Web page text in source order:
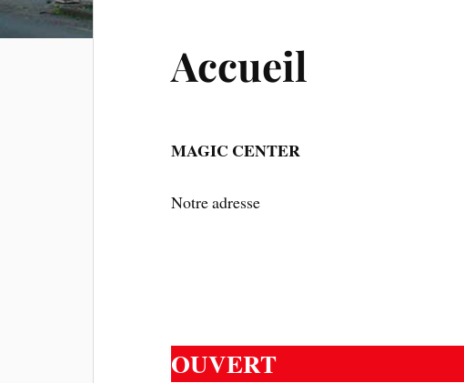
Accueil
MAGIC CENTER
Notre adresse
OUVERT